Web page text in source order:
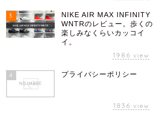
3
NIKE AIR MAX INFINITY
WNTRのレビュー。歩くの
楽しみなくらいカッコイ
イ。
1986 view
4 プライバシーポリシー
1836 view